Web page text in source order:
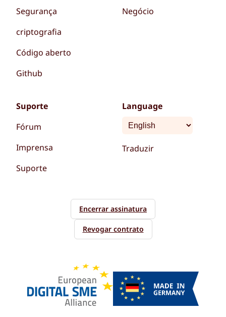
Segurança
criptografia
Código aberto
Github
Negócio
Suporte
Fórum
Imprensa
Suporte
Language
Traduzir
Encerrar assinatura
Revogar contrato